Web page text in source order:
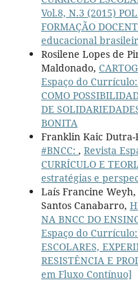
Vol.8, N.3 (2015)
FORMAÇÃO
educacional
Rosilene Lopes de
Maldonado,
Espaço do Currículo:
COMO
DE
BONITA
Franklin Kaic Dutra-
#BNCC: , Revista
CURRÍCULO E
estratégias e
Laís Francine
Santos Canabarro,
NA BNCC DO
Espaço do
ESCOLARES,
RESISTÊNCIA E
em Fluxo Contínuo]